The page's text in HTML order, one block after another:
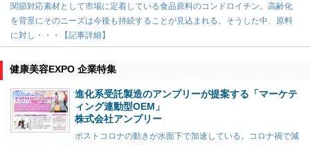
関節対応素材として市場に定着している食品原料のコンドロイチン。高齢化
を背景にそのニーズは今後も持続することが見込まれる。そうした中、原料
に対し・・・【記事詳細】
健康美容EXPO 企業特集
進化系受託製造のアンプリーが提案する「マーケテ
ィング連動型OEM」
株式会社アンプリー
ポストコロナの動きが水面下で加速している。コロナ禍で減